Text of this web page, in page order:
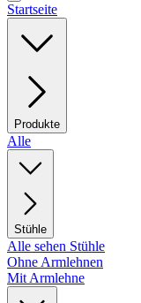
Startseite
Produkte
Alle
Stühle
Alle sehen Stühle
Ohne Armlehnen
Mit Armlehne